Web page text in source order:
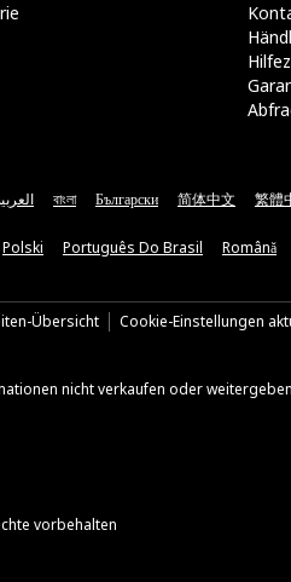
বাংলা Български 简体中文 繁體
Polski Português Do Brasil Română
Übersicht Cookie-Einstellungen
nicht verkaufen oder weitergeben
vorbehalten